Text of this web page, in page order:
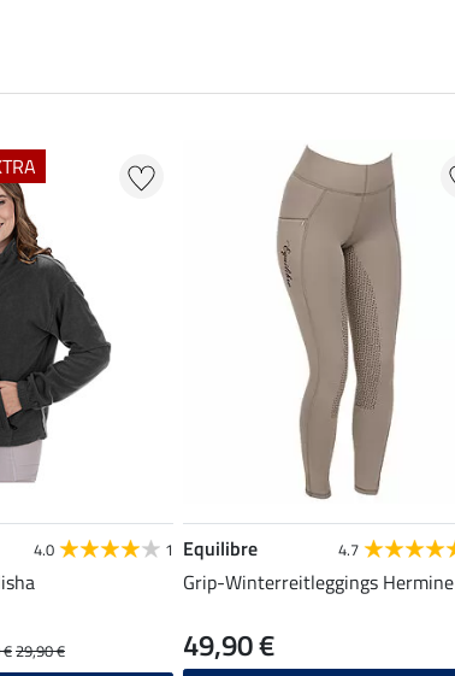
4.0 1
29,90 €
Equilibre 4.7
Grip-Winterreitleggings Hermine
49,90 €